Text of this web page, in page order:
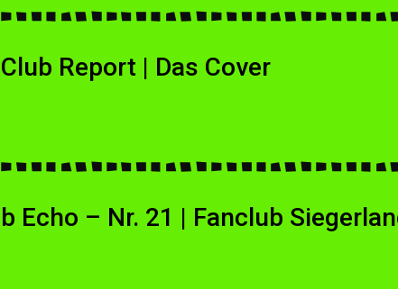
Report | Das Cover
Echo – Nr. 21 | Fanclub